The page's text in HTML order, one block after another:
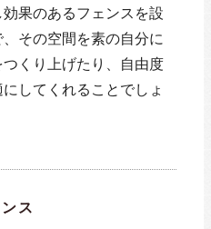
果のあるフェンスを設
その空間を素の自分に
くり上げたり、自由度
してくれることでしょ
ス